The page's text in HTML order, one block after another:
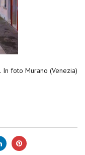
foto Murano (Venezia)